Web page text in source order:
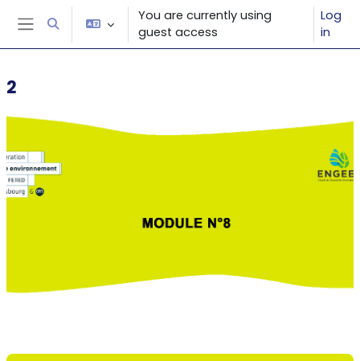
Skip to main content
Side panel
Toggle search input
You are currently using
guest access
Log
in
2